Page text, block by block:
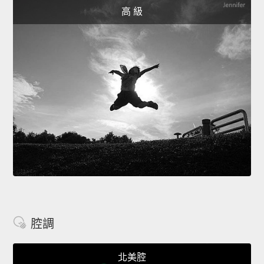
高 級
腔調
北美腔